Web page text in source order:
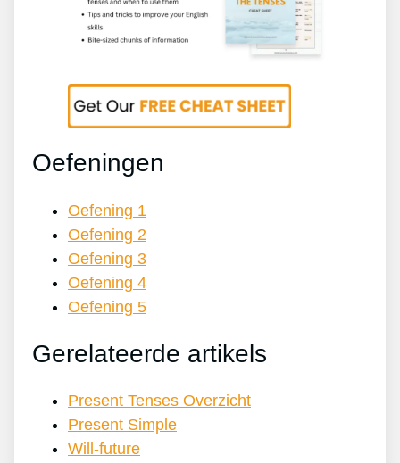
Oefeningen
Oefening 1
Oefening 2
Oefening 3
Oefening 4
Oefening 5
Gerelateerde artikels
Present Tenses Overzicht
Present Simple
Will-future